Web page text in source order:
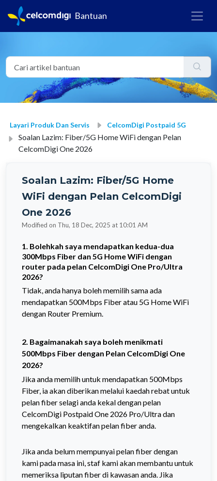
Bantuan
Layari Produk Dan Servis CelcomDigi Postpaid 5G
Soalan Lazim: Fiber/5G Home WiFi dengan Pelan
CelcomDigi One 2026
Soalan Lazim: Fiber/5G Home
WiFi dengan Pelan CelcomDigi
One 2026
Modified on Thu, 18 Dec, 2025 at 10:01 AM
1. Bolehkah saya mendapatkan kedua-dua
300Mbps Fiber dan 5G Home WiFi dengan
router pada pelan CelcomDigi One Pro/Ultra
2026?
Tidak, anda hanya boleh memilih sama ada
mendapatkan 500Mbps Fiber atau 5G Home WiFi
dengan Router Premium.
2. Bagaimanakah saya boleh menikmati
500Mbps Fiber dengan Pelan CelcomDigi One
2026?
Jika anda memilih untuk mendapatkan 500Mbps
Fiber, ia akan diberikan melalui kaedah rebat untuk
pelan fiber selagi anda kekal dengan pelan
CelcomDigi Postpaid One 2026 Pro/Ultra dan
mengekalkan keaktifan pelan fiber anda.
Jika anda belum mempunyai pelan fiber dengan
kami pada masa ini, staf kami akan membantu untuk
memeriksa liputan fiber di kawasan anda. Jika